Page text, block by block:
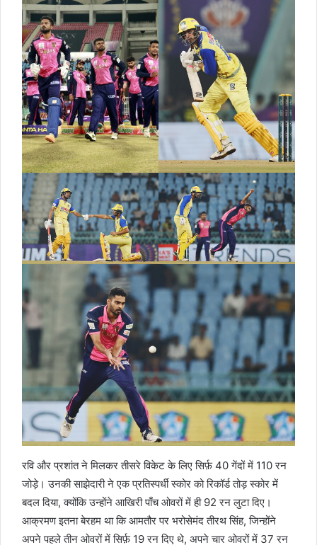
रवि और प्रशांत ने मिलकर तीसरे विकेट के लिए सिर्फ़ 40 गेंदों में 110 रन
जोड़े। उनकी साझेदारी ने एक प्रतिस्पर्धी स्कोर को रिकॉर्ड तोड़ स्कोर में
बदल दिया, क्योंकि उन्होंने आखिरी पाँच ओवरों में ही 92 रन लुटा दिए।
आक्रमण इतना बेरहम था कि आमतौर पर भरोसेमंद तीरथ सिंह, जिन्होंने
अपने पहले तीन ओवरों में सिर्फ़ 19 रन दिए थे, अपने चार ओवरों में 37 रन